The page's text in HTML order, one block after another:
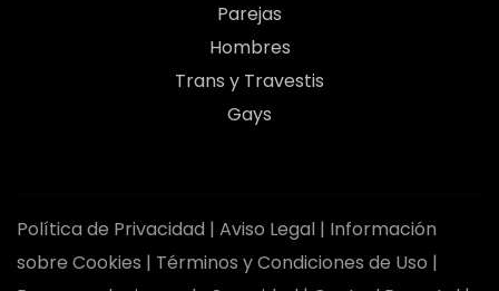
Parejas
Hombres
Trans y Travestis
Gays
Política de Privacidad | Aviso Legal | Información
sobre Cookies | Términos y Condiciones de Uso |